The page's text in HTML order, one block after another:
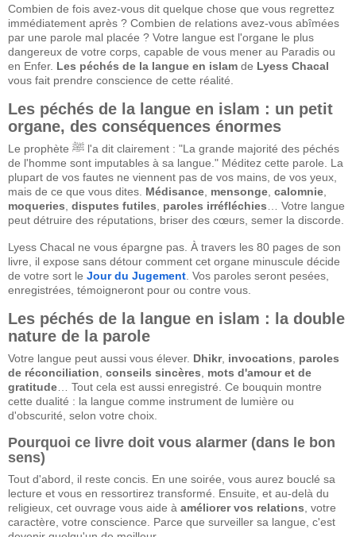
Combien de fois avez-vous dit quelque chose que vous regrettez
immédiatement après ? Combien de relations avez-vous abîmées
par une parole mal placée ? Votre langue est l'organe le plus
dangereux de votre corps, capable de vous mener au Paradis ou
en Enfer. Les péchés de la langue en islam de Lyess Chacal
vous fait prendre conscience de cette réalité.
Les péchés de la langue en islam : un petit
organe, des conséquences énormes
Le prophète ﷺ l'a dit clairement : "La grande majorité des péchés
de l'homme sont imputables à sa langue." Méditez cette parole. La
plupart de vos fautes ne viennent pas de vos mains, de vos yeux,
mais de ce que vous dites. Médisance mensonge calomnie
moqueries disputes futiles paroles irréfléchies … Votre langue
peut détruire des réputations, briser des cœurs, semer la discorde.
Lyess Chacal ne vous épargne pas. À travers les 80 pages de son
livre, il expose sans détour comment cet organe minuscule décide
de votre sort le Jour du Jugement . Vos paroles seront pesées,
enregistrées, témoigneront pour ou contre vous.
Les péchés de la langue en islam : la double
nature de la parole
Votre langue peut aussi vous élever. Dhikr, invocations
paroles
de réconciliation conseils sincères
mots d'amour et de
gratitude … Tout cela est aussi enregistré. Ce bouquin montre
cette dualité : la langue comme instrument de lumière ou
d'obscurité, selon votre choix.
Pourquoi ce livre doit vous alarmer (dans le bon
sens)
Tout d'abord, il reste concis. En une soirée, vous aurez bouclé sa
lecture et vous en ressortirez transformé. Ensuite, et au-delà du
religieux, cet ouvrage vous aide à améliorer vos relations , votre
caractère, votre conscience. Parce que surveiller sa langue, c'est